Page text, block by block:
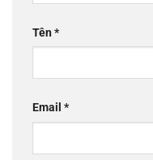
Tên*
Email *